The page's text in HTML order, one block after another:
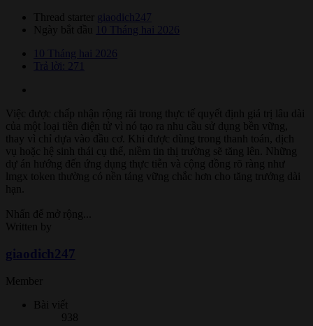
Thread starter
giaodich247
Ngày bắt đầu
10 Tháng hai 2026
10 Tháng hai 2026
Trả lời: 271
Việc được chấp nhận rộng rãi trong thực tế quyết định giá trị lâu dài
của một loại tiền điện tử vì nó tạo ra nhu cầu sử dụng bền vững,
thay vì chỉ dựa vào đầu cơ. Khi được dùng trong thanh toán, dịch
vụ hoặc hệ sinh thái cụ thể, niềm tin thị trường sẽ tăng lên. Những
dự án hướng đến ứng dụng thực tiễn và cộng đồng rõ ràng như
lmgx token thường có nền tảng vững chắc hơn cho tăng trưởng dài
hạn.
Nhấn để mở rộng...
Written by
giaodich247
Member
Bài viết
938